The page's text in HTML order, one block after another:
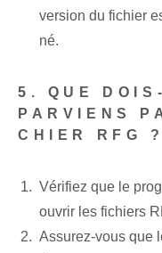
version du fichier
né.
5. QUE
PARVIENS
CHIER RFG ?
Vérifiez que le
ouvrir les fichiers
Assurez-vous que